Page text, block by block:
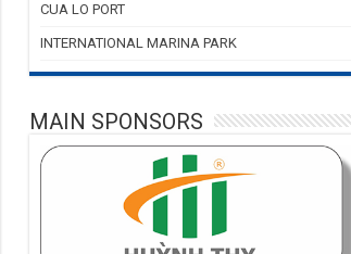
CUA LO PORT
INTERNATIONAL MARINA PARK
MAIN SPONSORS